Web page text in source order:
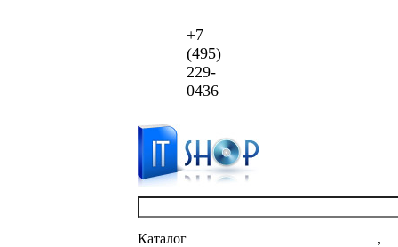
+7
(495)
229-
0436
Каталог
,